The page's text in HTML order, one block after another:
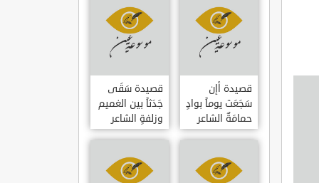
قصيدة أإن
سَجَعَت يوماً بوادٍ
حمامَةٌ الشاعر
العوام بن عقبة
قصيدة سَقَى
جَدَثاً بين الغميم
وزلفةٍ الشاعر
العوام بن عقبة